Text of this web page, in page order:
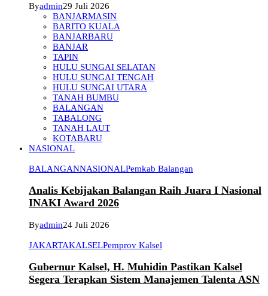
Byadmin29 Juli 2026
BANJARMASIN
BARITO KUALA
BANJARBARU
BANJAR
TAPIN
HULU SUNGAI SELATAN
HULU SUNGAI TENGAH
HULU SUNGAI UTARA
TANAH BUMBU
BALANGAN
TABALONG
TANAH LAUT
KOTABARU
NASIONAL
BALANGANNASIONALPemkab Balangan
Analis Kebijakan Balangan Raih Juara I Nasional
INAKI Award 2026
Byadmin24 Juli 2026
JAKARTAKALSELPemprov Kalsel
Gubernur Kalsel, H. Muhidin Pastikan Kalsel
Segera Terapkan Sistem Manajemen Talenta ASN